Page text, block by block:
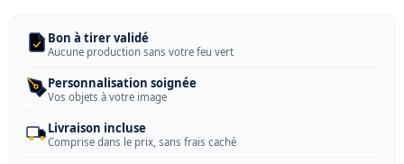
Bon à tirer validé
Aucune production sans votre feu vert
Personnalisation soignée
Vos objets à votre image
Livraison incluse
Comprise dans le prix, sans frais caché